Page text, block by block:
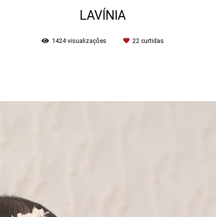
LAVÍNIA
1424visualizações 22curtidas